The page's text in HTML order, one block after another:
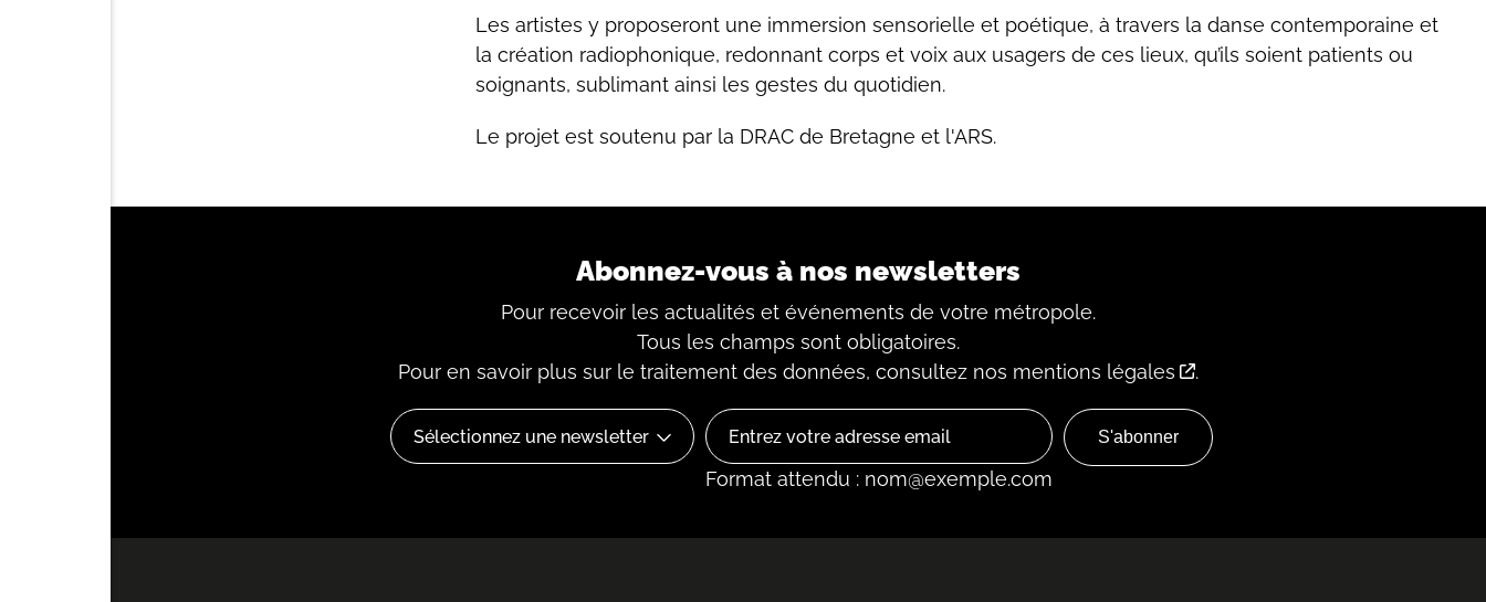
Les artistes y proposeront une immersion sensorielle et poétique, à travers la danse contemporaine et
la création radiophonique, redonnant corps et voix aux usagers de ces lieux, qu’ils soient patients ou
soignants, sublimant ainsi les gestes du quotidien.
Le projet est soutenu par la DRAC de Bretagne et l'ARS.
Abonnez-vous à nos newsletters
Pour recevoir les actualités et événements de votre métropole.
Tous les champs sont obligatoires.
Pour en savoir plus sur le traitement des données, consultez nos mentions légales .
Format attendu : nom@exemple.com